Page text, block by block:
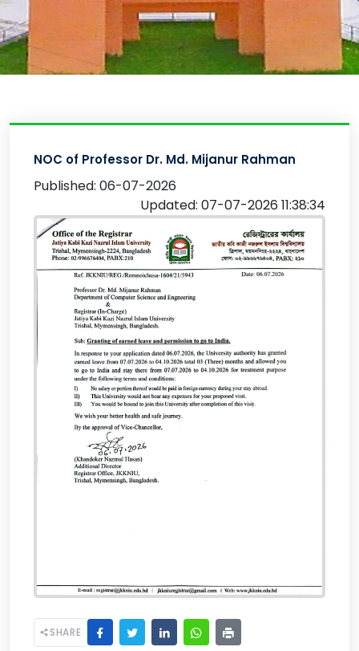
NOC of Professor Dr. Md. Mijanur Rahman
Published: 06-07-2026
Updated: 07-07-2026 11:38:34
SHARE